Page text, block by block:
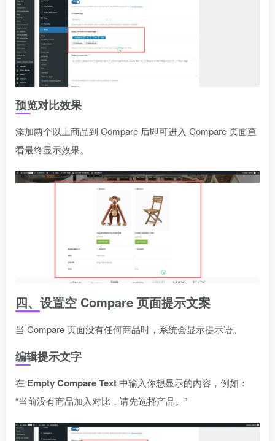
预览对比效果
添加两个以上商品到 Compare 后即可进入 Compare 页面查
看最终显示效果。
四、设置空 Compare 页面提示文案
当 Compare 页面没有任何商品时，系统会显示提示语。
编辑提示文字
在 Empty Compare Text中输入你想显示的内容，例如：
“当前没有商品加入对比，请先选择产品。”